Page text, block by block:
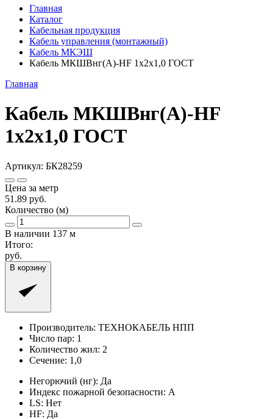
Главная
Каталог
Кабельная продукция
Кабель управления (монтажный)
Кабель МКЭШ
Кабель МКШВнг(A)-HF 1x2x1,0 ГОСТ
Главная
Кабель МКШВнг(A)-HF
1x2x1,0 ГОСТ
Артикул: БК28259
Цена за метр
51.89 руб.
Количество (м)
В наличии 137 м
Итого:
руб.
В корзину
Производитель: ТЕХНОКАБЕЛЬ НПП
Число пар: 1
Количество жил: 2
Сечение: 1,0
Негорючий (нг): Да
Индекс пожарной безопасности: A
LS: Нет
HF: Да